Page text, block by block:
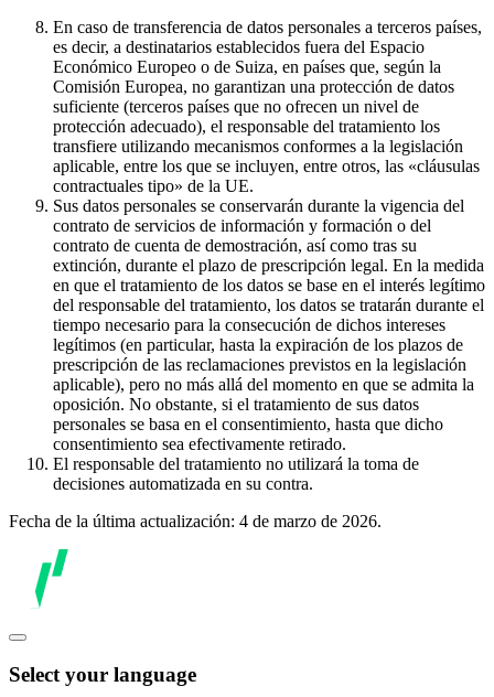
En caso de transferencia de datos personales a terceros países,
es decir, a destinatarios establecidos fuera del Espacio
Económico Europeo o de Suiza, en países que, según la
Comisión Europea, no garantizan una protección de datos
suficiente (terceros países que no ofrecen un nivel de
protección adecuado), el responsable del tratamiento los
transfiere utilizando mecanismos conformes a la legislación
aplicable, entre los que se incluyen, entre otros, las «cláusulas
contractuales tipo» de la UE.
Sus datos personales se conservarán durante la vigencia del
contrato de servicios de información y formación o del
contrato de cuenta de demostración, así como tras su
extinción, durante el plazo de prescripción legal. En la medida
en que el tratamiento de los datos se base en el interés legítimo
del responsable del tratamiento, los datos se tratarán durante el
tiempo necesario para la consecución de dichos intereses
legítimos (en particular, hasta la expiración de los plazos de
prescripción de las reclamaciones previstos en la legislación
aplicable), pero no más allá del momento en que se admita la
oposición. No obstante, si el tratamiento de sus datos
personales se basa en el consentimiento, hasta que dicho
consentimiento sea efectivamente retirado.
El responsable del tratamiento no utilizará la toma de
decisiones automatizada en su contra.
Fecha de la última actualización: 4 de marzo de 2026.
Select your language